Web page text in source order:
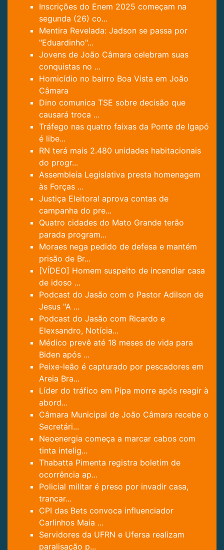
Inscrições do Enem 2025 começam na
segunda (26) co...
Mentira Revelada: Jadson se passa por
"Eduardinho"...
Jovens de João Câmara celebram suas
conquistas no ...
Homicídio no bairro Boa Vista em João
Câmara
Dino comunica TSE sobre decisão que
causará troca ...
Tráfego nas quatro faixas da Ponte de Igapó
é libe...
RN terá mais 2.480 unidades habitacionais
do progr...
Assembleia Legislativa presta homenagem
às Forças ...
Justiça Eleitoral aprova contas de
campanha do pre...
Quatro cidades do Mato Grande terão
parada program...
Moraes nega pedido de defesa e mantém
prisão de Br...
[VÍDEO] Homem suspeito de incendiar casa
de idoso ...
Podcast do Jasão com o Pastor Adilson de
Jesus "A ...
Podcast do Jasão com Ricardo e
Elexsandro, Notícia...
Médico prevê até 18 meses de vida para
Biden após ...
Peixe-leão é capturado por pescadores em
Areia Bra...
Líder do tráfico em Pipa morre após reagir à
abord...
Câmara Municipal de João Câmara recebe o
Secretári...
Neoenergia começa a marcar cabos com
tinta intelig...
Thabatta Pimenta registra boletim de
ocorrência ap...
Policial militar é preso por invadir casa,
trancar...
CPI das Bets convoca influenciador
Carlinhos Maia ...
Servidores da UFRN e Ufersa realizam
paralisação p...